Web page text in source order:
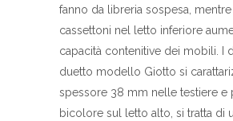
fanno da libreria sospesa,
cassettoni nel letto inferiore
capacità contenitive dei mobili. I
duetto modello Giotto si
spessore 38 mm nelle testiere e
bicolore sul letto alto, si tratta di